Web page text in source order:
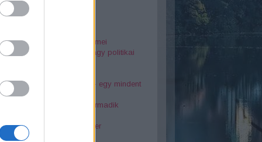
nyelvjárás gyöngyszemei
Diósgyőrött. Baleset vagy politikai
Éva és Latinovits Zoltán - egy mindent
szerelem története
bányászfaluban a világ harmadik
tetemvári pincerendszer
Bonnie és Clyde